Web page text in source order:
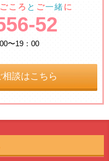
ころ と ご一緒に
52
〜19：00
談はこちら